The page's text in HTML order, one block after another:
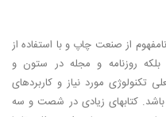
از صنعت چاپ و با استفاده از
روزنامه و مجله در ستون و
تکنولوژی مورد نیاز و کاربردهای
باشد. کتابهای زیادی در شصت و سه